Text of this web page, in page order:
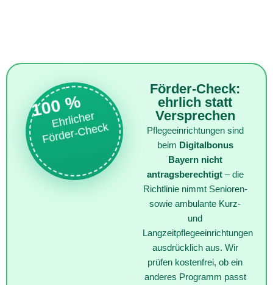
100 %
Ehrlicher
Förder-
Check
Förder-Check:
ehrlich statt
Versprechen
Pflegeeinrichtungen sind
beim Digitalbonus
Bayern nicht
antragsberechtigt– die
Richtlinie nimmt Senioren-
sowie ambulante Kurz-
und
Langzeitpflegeeinrichtungen
ausdrücklich aus. Wir
prüfen kostenfrei, ob ein
anderes Programm passt